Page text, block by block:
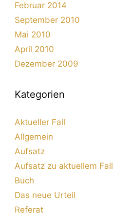
Februar 2014
September 2010
Mai 2010
April 2010
Dezember 2009
Kategorien
Aktueller Fall
Allgemein
Aufsatz
Aufsatz zu aktuellem Fall
Buch
Das neue Urteil
Referat